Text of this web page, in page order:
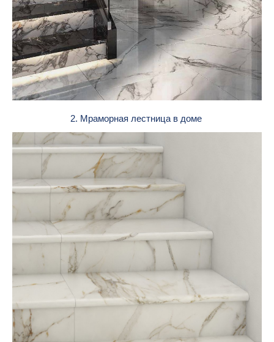
2. Мраморная лестница в доме